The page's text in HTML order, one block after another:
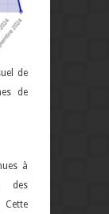
de
de
à
des